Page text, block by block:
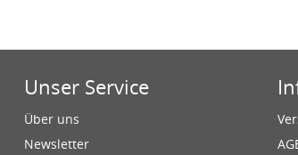
Unser Service
Über uns
Newsletter